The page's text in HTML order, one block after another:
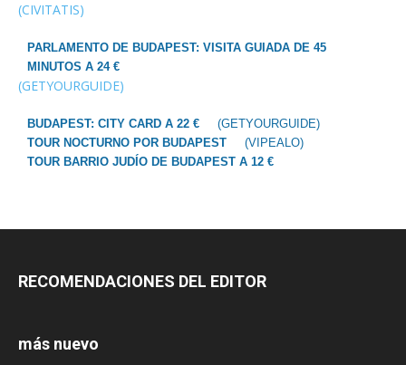
(CIVITATIS)
PARLAMENTO DE BUDAPEST: VISITA GUIADA DE 45
MINUTOS A 24 €
(GETYOURGUIDE)
BUDAPEST: CITY CARD A 22 €
(GETYOURGUIDE)
TOUR NOCTURNO POR BUDAPEST
(VIPEALO)
TOUR BARRIO JUDÍO DE BUDAPEST A 12 €
RECOMENDACIONES DEL EDITOR
más nuevo